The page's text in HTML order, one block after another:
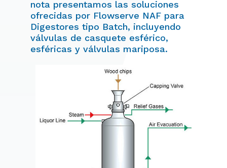
nota presentamos las soluciones
ofrecidas por Flowserve NAF para
Digestores tipo Batch, incluyendo
válvulas de casquete esférico,
esféricas y válvulas mariposa.